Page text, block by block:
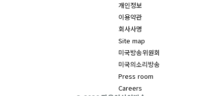
개인정보
이용약관
회사사명
Site map
미국방송위원회
미국의소리방송
Press room
Careers